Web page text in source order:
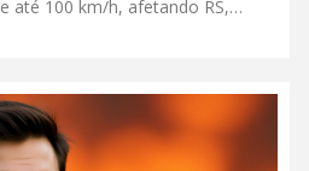
até 100 km/h, afetando RS,